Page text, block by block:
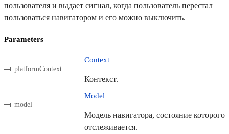
пользователя и выдает сигнал, когда пользователь перестал
пользоваться навигатором и его можно выключить.
Parameters
platformContext
Context
Контекст.
model
Model
Модель навигатора, состояние которого
отслеживается.